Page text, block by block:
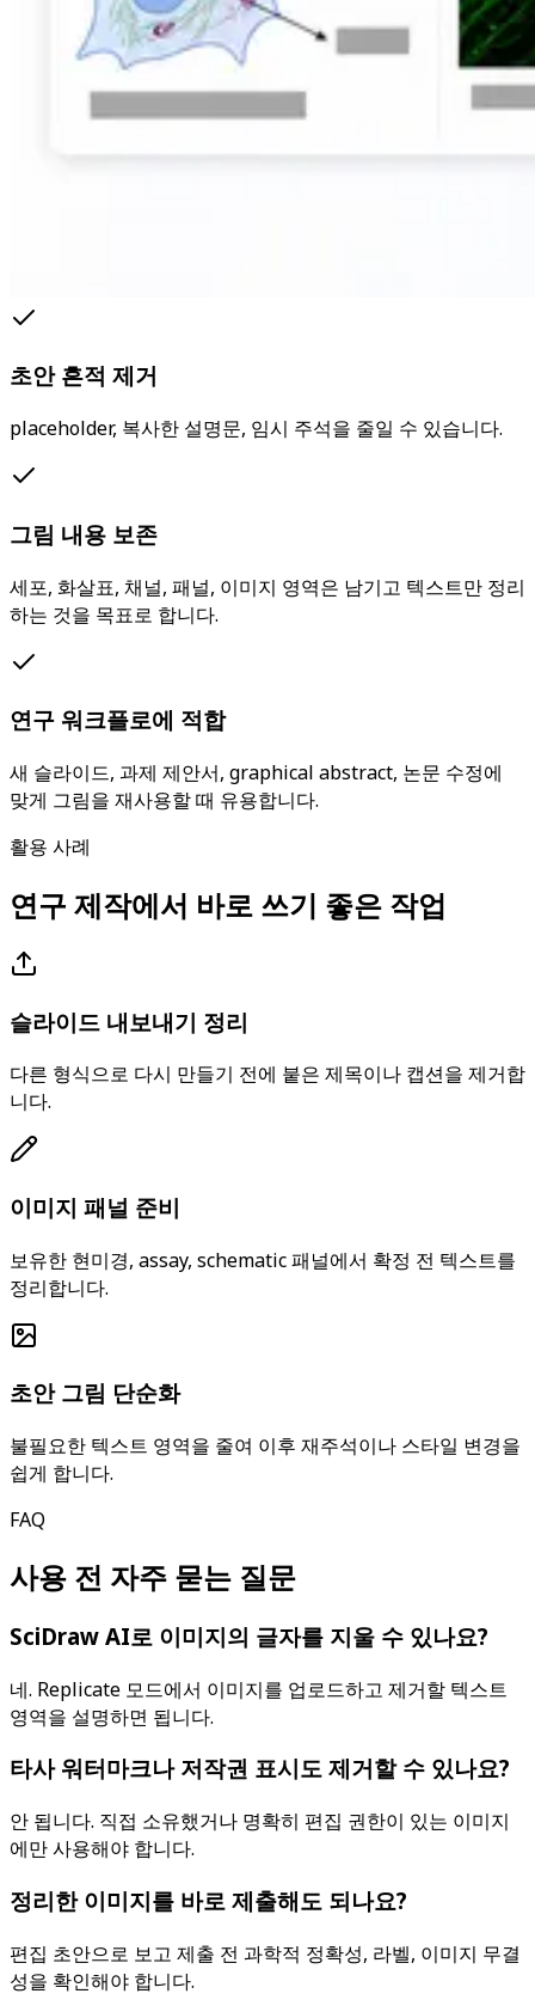
초안 흔적 제거
placeholder, 복사한 설명문, 임시 주석을 줄일 수 있습니다.
그림 내용 보존
세포, 화살표, 채널, 패널, 이미지 영역은 남기고 텍스트만 정리
하는 것을 목표로 합니다.
연구 워크플로에 적합
새 슬라이드, 과제 제안서, graphical abstract, 논문 수정에
맞게 그림을 재사용할 때 유용합니다.
활용 사례
연구 제작에서 바로 쓰기 좋은 작업
슬라이드 내보내기 정리
다른 형식으로 다시 만들기 전에 붙은 제목이나 캡션을 제거합
니다.
이미지 패널 준비
보유한 현미경, assay, schematic 패널에서 확정 전 텍스트를
정리합니다.
초안 그림 단순화
불필요한 텍스트 영역을 줄여 이후 재주석이나 스타일 변경을
쉽게 합니다.
FAQ
사용 전 자주 묻는 질문
SciDraw AI로 이미지의 글자를 지울 수 있나요?
네. Replicate 모드에서 이미지를 업로드하고 제거할 텍스트
영역을 설명하면 됩니다.
타사 워터마크나 저작권 표시도 제거할 수 있나요?
안 됩니다. 직접 소유했거나 명확히 편집 권한이 있는 이미지
에만 사용해야 합니다.
정리한 이미지를 바로 제출해도 되나요?
편집 초안으로 보고 제출 전 과학적 정확성, 라벨, 이미지 무결
성을 확인해야 합니다.